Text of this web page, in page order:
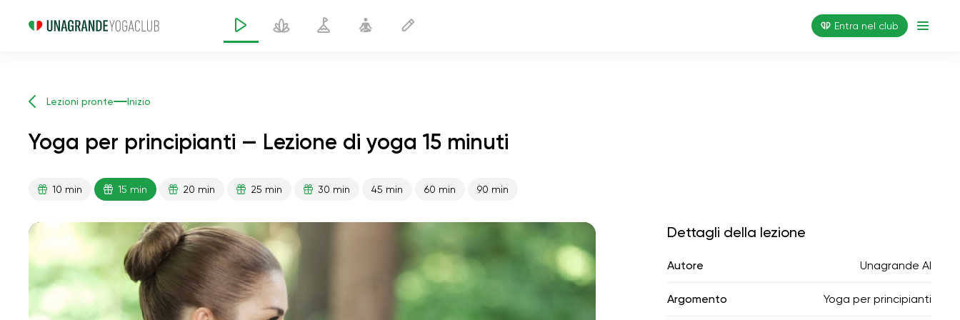
Entra nel club
Lezioni pronte Inizio
Yoga per principianti — Lezione di yoga 15 minuti
10 min 15 min 20 min 25 min 30 min 45 min 60 min 90 min
Dettagli della lezione
Autore Unagrande AI
Argomento Yoga per principianti